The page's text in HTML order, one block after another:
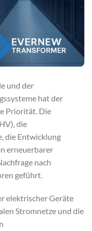
und der
hat der
Priorität. Die
die
die Entwicklung
erneuerbarer
nach
geführt.
elektrischer Geräte
Stromnetze und die